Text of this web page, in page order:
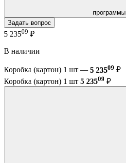
программы
Задать вопрос
5 23509 ₽
В наличии
Коробка (картон) 1 шт — 5 23509 ₽
Коробка (картон) 1 шт 5 23509 ₽